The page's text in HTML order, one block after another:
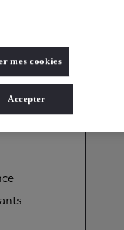
mes cookies
Accepter